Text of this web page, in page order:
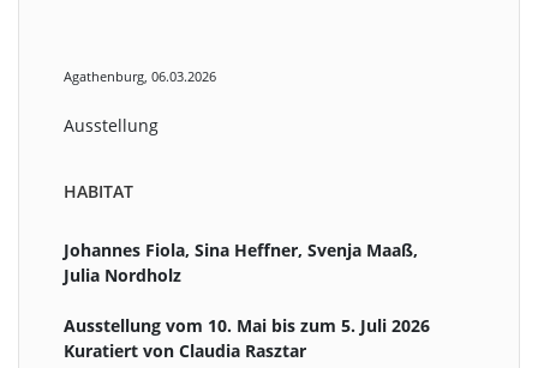
Agathenburg, 06.03.2026
Ausstellung
HABITAT
Johannes Fiola, Sina Heffner, Svenja Maaß,
Julia Nordholz
Ausstellung vom 10. Mai bis zum 5. Juli 2026
Kuratiert von Claudia Rasztar